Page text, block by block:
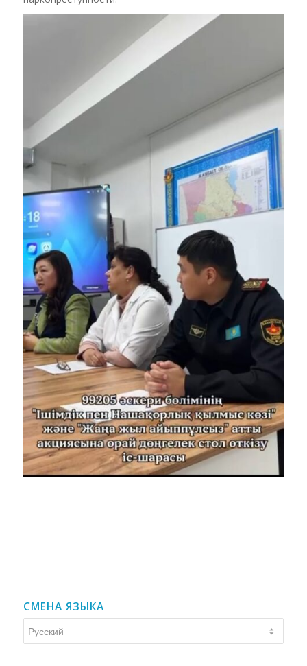
СМЕНА ЯЗЫКА
языка